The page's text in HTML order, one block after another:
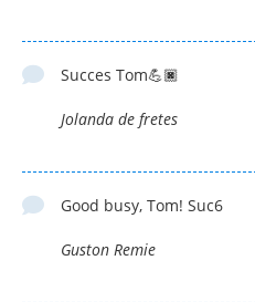
Succes Tom💪🏿
Jolanda de fretes
Good busy, Tom! Suc6
Guston Remie